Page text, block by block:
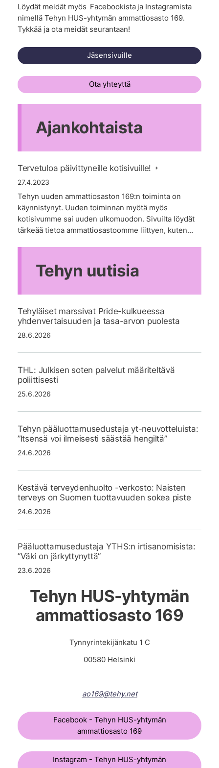
Löydät meidät myös Facebookista ja Instagramista
nimellä Tehyn HUS-yhtymän ammattiosasto 169.
Tykkää ja ota meidät seurantaan!
Jäsensivuille
Ota yhteyttä
Ajankohtaista
Tervetuloa päivittyneille kotisivuille!
27.4.2023
Tehyn uuden ammattiosaston 169:n toiminta on
käynnistynyt. Uuden toiminnan myötä myös
kotisivumme sai uuden ulkomuodon. Sivuilta löydät
tärkeää tietoa ammattiosastoomme liittyen, kuten…
Tehyn uutisia
Tehyläiset marssivat Pride-kulkueessa
yhdenvertaisuuden ja tasa-arvon puolesta
28.6.2026
THL: Julkisen soten palvelut määriteltävä
poliittisesti
25.6.2026
Tehyn pääluottamusedustaja yt-neuvotteluista:
”Itsensä voi ilmeisesti säästää hengiltä”
24.6.2026
Kestävä terveydenhuolto -verkosto: Naisten
terveys on Suomen tuottavuuden sokea piste
24.6.2026
Pääluottamusedustaja YTHS:n irtisanomisista:
”Väki on järkyttynyttä”
23.6.2026
Tehyn HUS-yhtymän
ammattiosasto 169
Tynnyrintekijänkatu 1 C
00580 Helsinki
ao169@tehy.net
Facebook - Tehyn HUS-yhtymän
ammattiosasto 169
Instagram - Tehyn HUS-yhtymän